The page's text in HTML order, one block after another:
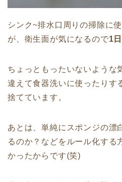
シンク~排水口周りの掃除に
が、衛生面が気になるので1
ちょっともったいないような
違えて食器洗いに使ったりす
捨てています。
あとは、単純にスポンジの漂
るのか？などをルール化する
かったからです(笑)